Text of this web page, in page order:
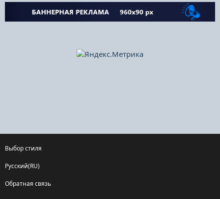
Выбор стиля
Русский(RU)
Обратная связь